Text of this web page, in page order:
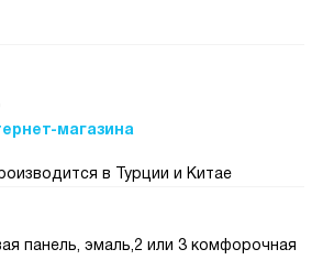
магазина
в Турции и Китае
панель, эмаль,2 или 3 комфорочная